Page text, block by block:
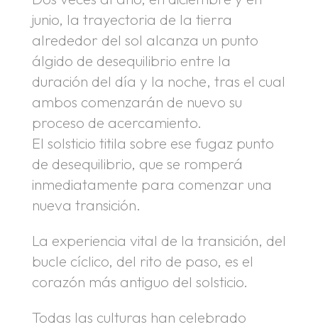
junio, la trayectoria de la tierra
alrededor del sol alcanza un punto
álgido de desequilibrio entre la
duración del día y la noche, tras el cual
ambos comenzarán de nuevo su
proceso de acercamiento.
El solsticio titila sobre ese fugaz punto
de desequilibrio, que se romperá
inmediatamente para comenzar una
nueva transición.
La experiencia vital de la transición, del
bucle cíclico, del rito de paso, es el
corazón más antiguo del solsticio.
Todas las culturas han celebrado